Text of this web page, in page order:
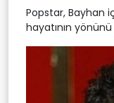
Popstar, Bayhan
hayatının